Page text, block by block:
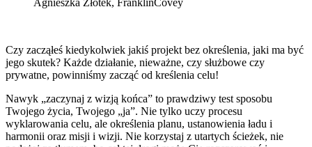
Czy zacząłeś kiedykolwiek jakiś projekt bez określenia, jaki ma być
jego skutek? Każde działanie, nieważne, czy służbowe czy
prywatne, powinniśmy zacząć od kreślenia celu!
Nawyk „zaczynaj z wizją końca” to prawdziwy test sposobu
Twojego życia, Twojego „ja”. Nie tylko uczy procesu
wyklarowania celu, ale określenia planu, ustanowienia ładu i
harmonii oraz misji i wizji. Nie korzystaj z utartych ścieżek, nie